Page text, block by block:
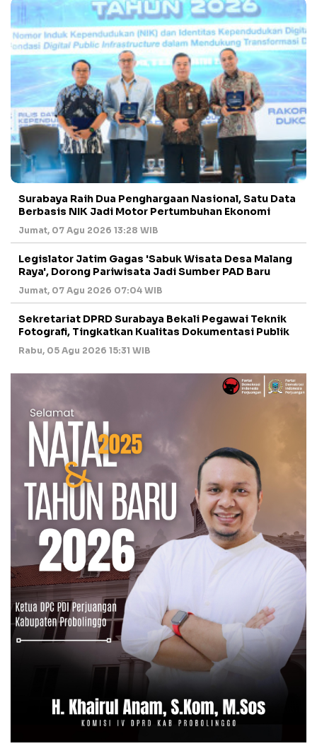
Surabaya Raih Dua Penghargaan Nasional, Satu Data
Berbasis NIK Jadi Motor Pertumbuhan Ekonomi
Jumat, 07 Agu 2026 13:28 WIB
Legislator Jatim Gagas 'Sabuk Wisata Desa Malang
Raya', Dorong Pariwisata Jadi Sumber PAD Baru
Jumat, 07 Agu 2026 07:04 WIB
Sekretariat DPRD Surabaya Bekali Pegawai Teknik
Fotografi, Tingkatkan Kualitas Dokumentasi Publik
Rabu, 05 Agu 2026 15:31 WIB